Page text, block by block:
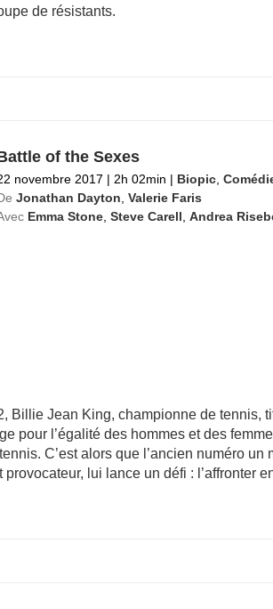
de résistants.
of the Sexes
novembre 2017 | 2h 02min | Biopic,
Jonathan Dayton Valerie Faris
Emma Stone, Steve Carell Andrea
Billie Jean King, championne de tennis,
pour l’égalité des hommes et des
C’est alors que l’ancien numéro un
lui lance un défi : l’affronter